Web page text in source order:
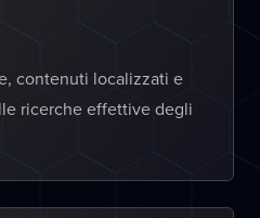
contenuti localizzati e
ricerche effettive degli